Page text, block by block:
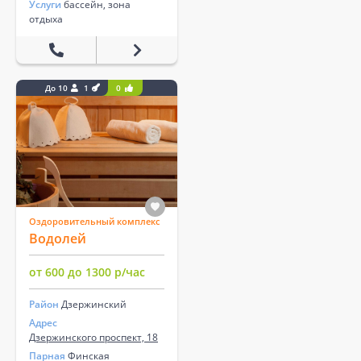
Услуги бассейн, зона
отдыха
До 10 1 0
Оздоровительный комплекс
Водолей
от 600 до 1300 р/час
Район Дзержинский
Адрес
Дзержинского проспект, 18
Парная Финская